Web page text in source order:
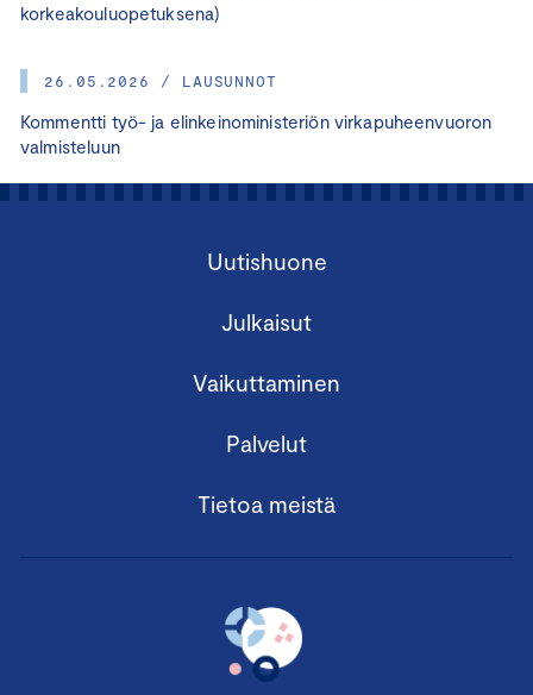
korkeakouluopetuksena)
26.05.2026 / LAUSUNNOT
Kommentti työ- ja elinkeinoministeriön virkapuheenvuoron
valmisteluun
Uutishuone
Julkaisut
Vaikuttaminen
Palvelut
Tietoa meistä